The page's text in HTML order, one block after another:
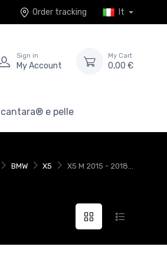
Order tracking It
Sign in
My Account
My Cart
0,00 €
e pelle
BMW X5 X5 M 2015 - 2018...